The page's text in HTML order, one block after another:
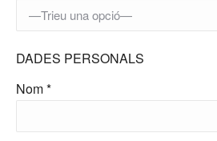
DADES PERSONALS
Nom *